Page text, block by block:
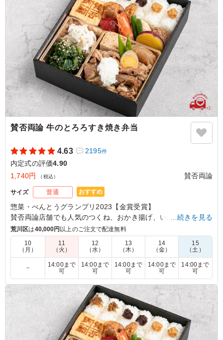
見た目・ボリューム・味ともに満足でした。 見た目は、
外箱からして特別感があり、そもそも3段もあるお弁当を
いただく機会があまりないので、皆さん盛り上がっていま
した。 中身についても、それぞれが大変おいしく、満足
いたしました。
ご利用シーン：懇親会
内定式
東京都新宿区西新宿2025/10/06
賛否両論 牛のとろろすき焼き弁当
4.63 2195件
内定式の評価4.90
1,740円
（税込） 賛否両論
サイズ 普通 おすすめ
惣菜・べんとうグランプリ2023【金賞受賞】
賛否両論店舗でも人気のつくね、おかき揚げ、いぶりがっこポ
テサラをはじめ、彩り豊かな美味しさを詰め込みました。
いつものたまごの代わりに今日はとろろですき焼きを楽しんで
みませんか？ご飯が進む変わりすき焼きをぜひお試しくださ
い。
カブシキカイシャケミトックス
定番のおかずは安心して頂けました。お肉も大変いいお味
でした。ありがとうございました。
ご利用シーン： 懇親会›内定式
東京都大田区上池台2025/10/06
…続きを見る
荒川区は40,000円以上のご注文で配達無料
10
（月）
11
（火）
12
（水）
13
（木）
14
（金）
15
（土）
－
14:00まで
可
14:00まで
可
14:00まで
可
14:00まで
可
14:00まで
可